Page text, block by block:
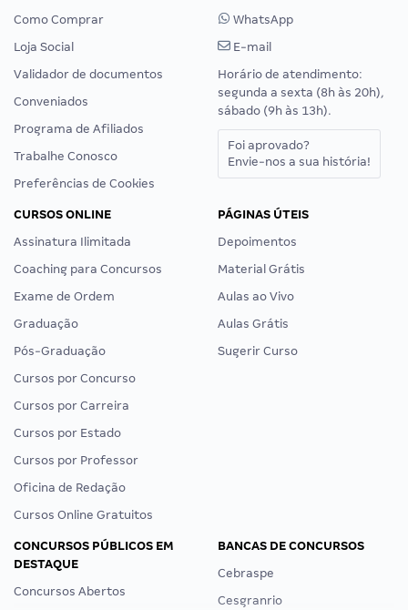
Como Comprar
Loja Social
Validador de documentos
Conveniados
Programa de Afiliados
Trabalhe Conosco
Preferências de Cookies
WhatsApp
E-mail
Horário de atendimento:
segunda a sexta (8h às 20h),
sábado (9h às 13h).
Foi aprovado?
Envie-nos a sua história!
CURSOS ONLINE
Assinatura Ilimitada
Coaching para Concursos
Exame de Ordem
Graduação
Pós-Graduação
Cursos por Concurso
Cursos por Carreira
Cursos por Estado
Cursos por Professor
Oficina de Redação
Cursos Online Gratuitos
PÁGINAS ÚTEIS
Depoimentos
Material Grátis
Aulas ao Vivo
Aulas Grátis
Sugerir Curso
CONCURSOS PÚBLICOS EM
DESTAQUE
Concursos Abertos
BANCAS DE CONCURSOS
Cebraspe
Cesgranrio